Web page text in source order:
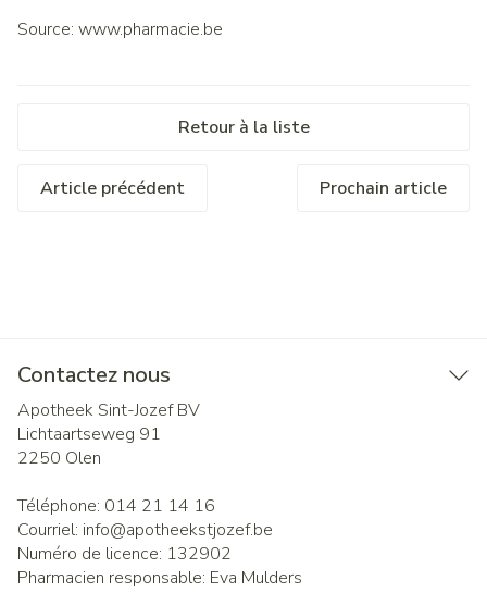
Source: www.pharmacie.be
Retour à la liste
Article précédent Prochain article
Contactez nous
Apotheek Sint-Jozef BV
Lichtaartseweg 91
2250 Olen
Téléphone: 014 21 14 16
Courriel: info@apotheekstjozef.be
Numéro de licence: 132902
Pharmacien responsable: Eva Mulders